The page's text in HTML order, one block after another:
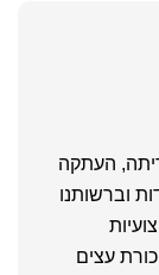
העתקה
וברשותנו
עצים